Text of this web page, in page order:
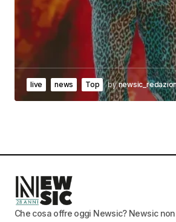
live news Top by
Che cosa offre oggi Newsic? Newsic